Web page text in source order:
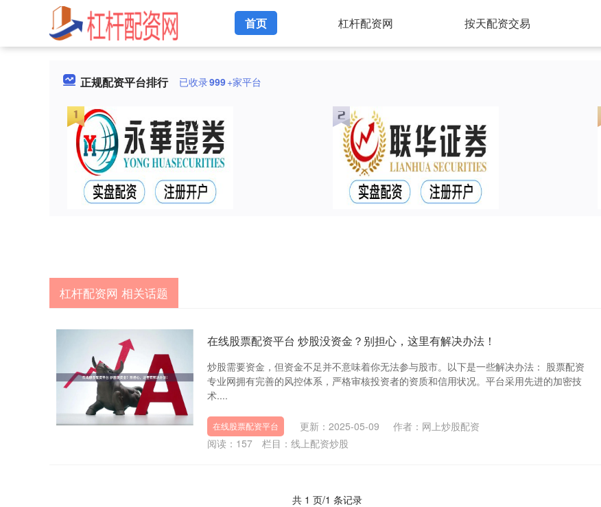
首页 杠杆配资网 按天配资交易
正规配资平台排行 已收录999+家平台
杠杆配资网 相关话题
在线股票配资平台 炒股没资金？别担心，这里有解决办法！
炒股需要资金，但资金不足并不意味着你无法参与股市。以下是一些解决办法： 股票配资
专业网拥有完善的风控体系，严格审核投资者的资质和信用状况。平台采用先进的加密技
术....
在线股票配资平台 更新：2025-05-09
作者：网上炒股配资
阅读： 157 栏目： 线上配资炒股
共 1 页/1 条记录